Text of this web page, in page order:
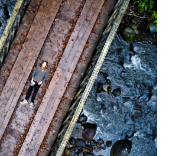
שרואים
משם"